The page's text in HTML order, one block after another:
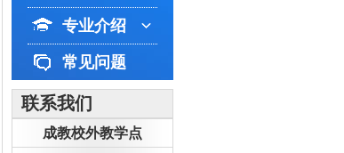
专业介绍
常见问题
联系我们
成教校外教学点